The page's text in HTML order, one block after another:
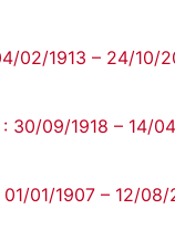
02/1913 – 24/10/
: 30/09/1918 – 14/
01/1907 – 12/